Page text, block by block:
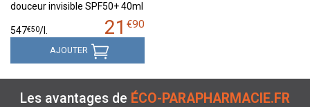
douceur invisible SPF50+ 40ml
21 €90
547€50/
AJOUTER
Les avantages de ÉCO-PARAPHARMACIE.FR